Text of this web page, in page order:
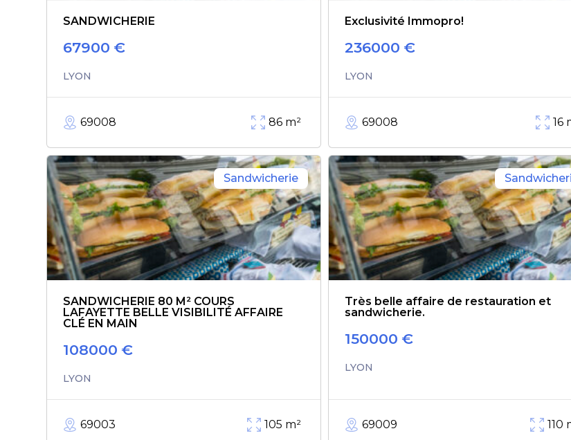
SANDWICHERIE
67900 €
LYON
69008 86 m²
Exclusivité Immopro!
236000 €
LYON
69008 16
Sandwicherie
SANDWICHERIE 80 M² COURS
LAFAYETTE BELLE VISIBILITÉ AFFAIRE
CLÉ EN MAIN
108000 €
LYON
69003 105 m²
Très belle affaire de restauration et
sandwicherie.
150000 €
LYON
69009 110